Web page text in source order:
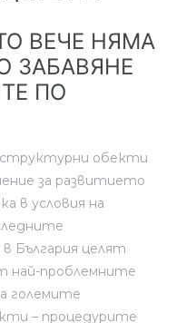
ВЕЧЕ НЯМА
ЗАБАВЯНЕ
ПО
обекти
за развитието
в условия на
България целят
най-проблемните
големите
– процедурите